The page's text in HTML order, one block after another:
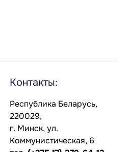
Контакты:
Республика Беларусь,
220029,
г. Минск, ул.
Коммунистическая, 6